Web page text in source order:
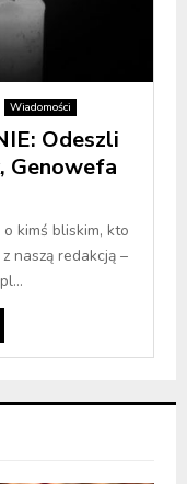
Wiadomości
Odeszli
Genowefa
kimś bliskim, kto
naszą redakcją –